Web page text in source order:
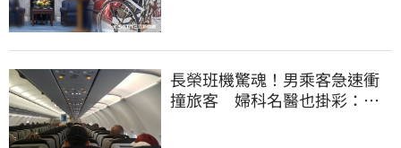
長榮班機驚魂！男乘客急速衝
撞旅客 婦科名醫也掛彩：全